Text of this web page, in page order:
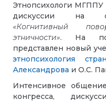
Этнопсихологи МГППУ
дискуссии на
«Когнитивный
этничности». На
представлен новый
этнопсихология
Александрова и О.С.
Интенсивное
конгресса,